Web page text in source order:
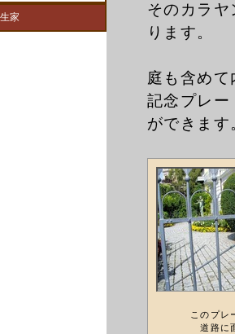
そのカラヤ
ります。
庭も含め
記念プレー
ができます
このプレ
道路に
家